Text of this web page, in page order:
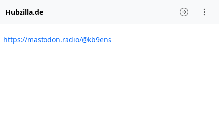
Hubzilla.de
https://mastodon.radio/@kb9ens